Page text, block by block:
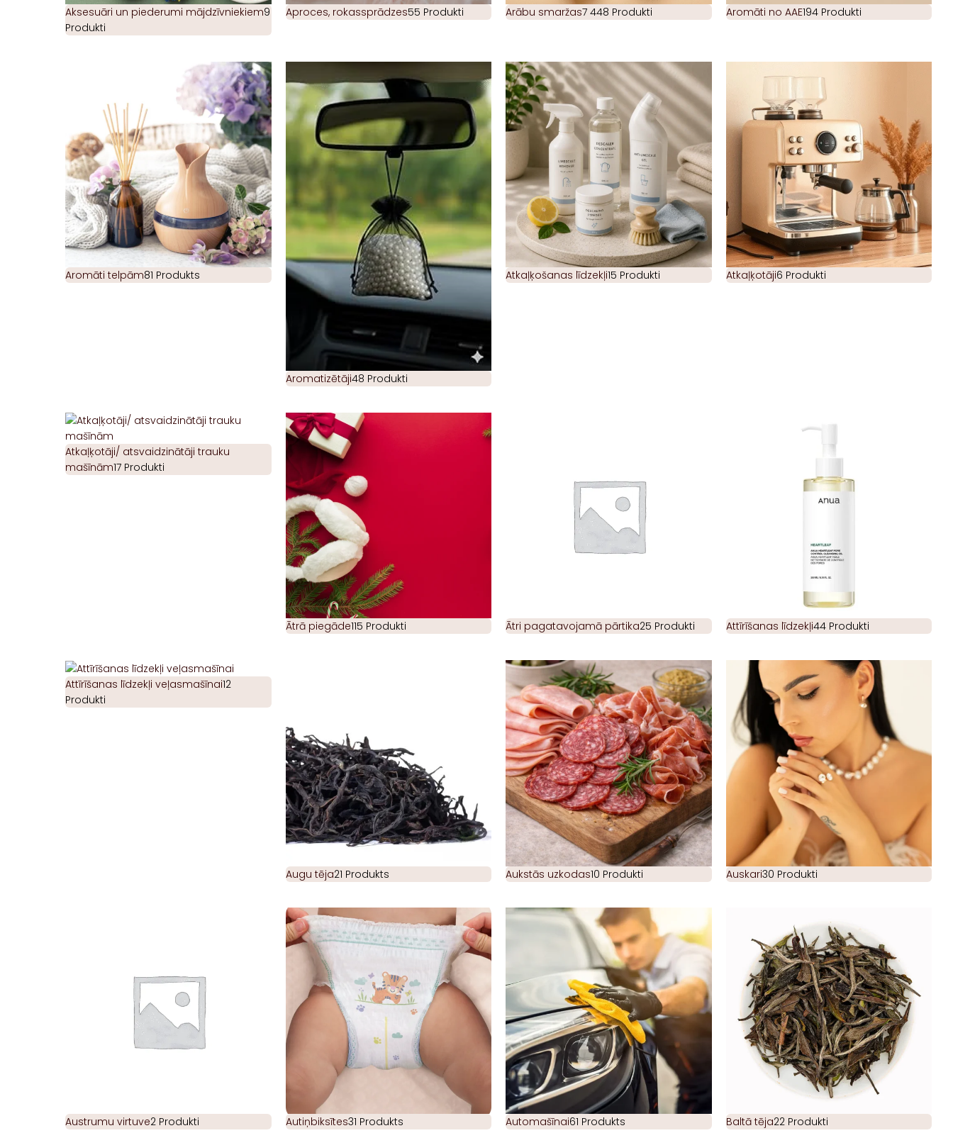
Aksesuāri un piederumi mājdzīvniekiem9
Produkti
Aproces, rokassprādzes55 Produkti Arābu smaržas7 448 Produkti Aromāti no AAE194 Produkti
Aromāti telpām81 Produkts
Aromatizētāji48 Produkti
Atkaļķošanas līdzekļi15 Produkti Atkaļķotāji6 Produkti
Atkaļķotāji/ atsvaidzinātāji trauku
mašīnām17 Produkti
Ātrā piegāde115 Produkti Ātri pagatavojamā pārtika25 Produkti Attīrīšanas līdzekļi44 Produkti
Attīrīšanas līdzekļi veļasmašīnai12
Produkti
Augu tēja21 Produkts Aukstās uzkodas10 Produkti Auskari30 Produkti
Austrumu virtuve2 Produkti Autiņbiksītes31 Produkts Automašīnai61 Produkts Baltā tēja22 Produkti